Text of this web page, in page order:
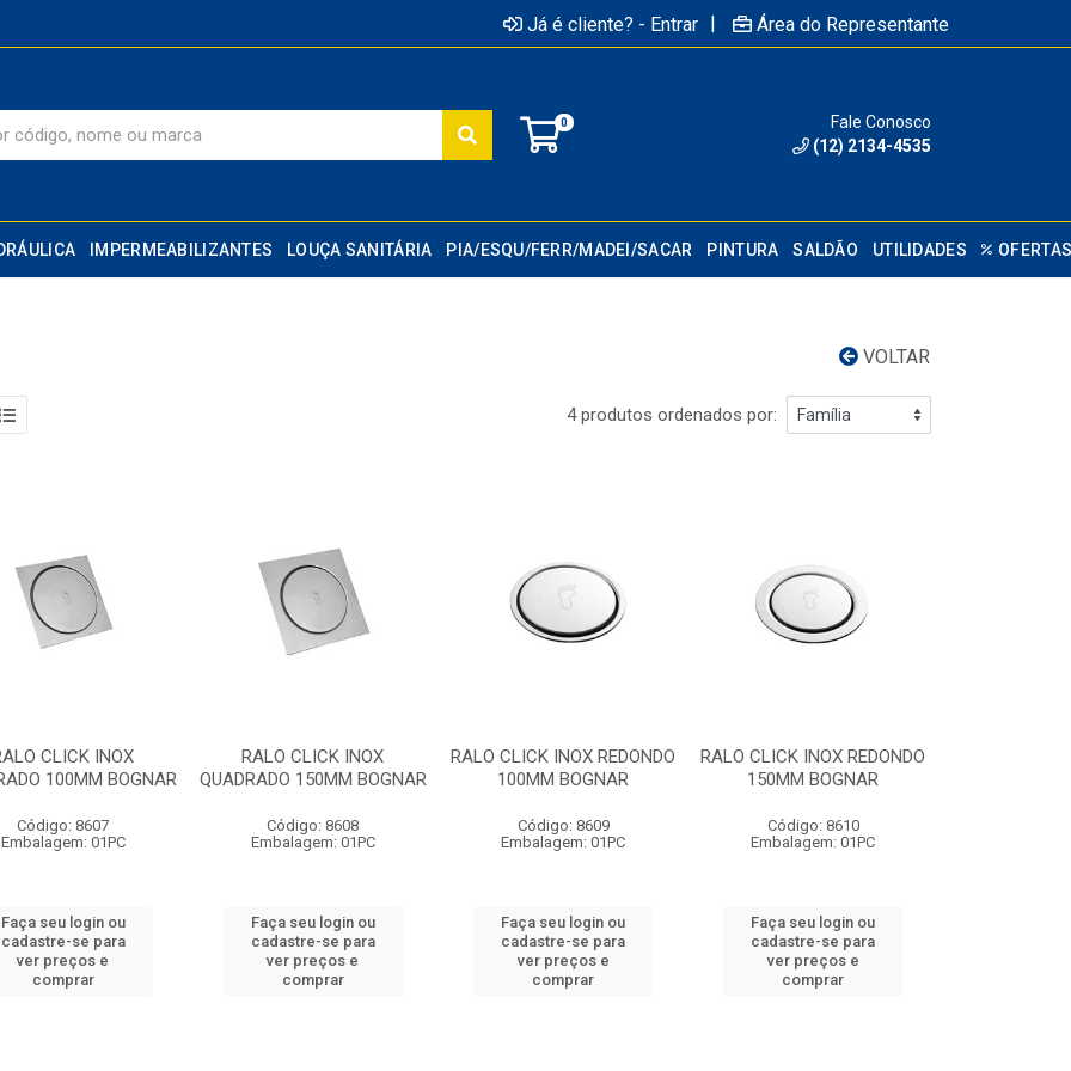
Já é cliente? - Entrar | Área do Representante
0
Fale Conosco
(12) 2134-4535
IMPERMEABILIZANTES LOUÇA SANITÁRIA PIA/ESQU/FERR/MADEI/SACAR PINTURA SALDÃO UTILIDADES
VOLTAR
4 produtos ordenados por:
CLICK INOX
100MM BOGNAR
Código: 8607
Embalagem: 01PC
Faça seu login ou
cadastre-se para
ver preços e
comprar
RALO CLICK INOX
QUADRADO 150MM BOGNAR
Código: 8608
Embalagem: 01PC
Faça seu login ou
cadastre-se para
ver preços e
comprar
RALO CLICK INOX REDONDO
100MM BOGNAR
Código: 8609
Embalagem: 01PC
Faça seu login ou
cadastre-se para
ver preços e
comprar
RALO CLICK INOX REDONDO
150MM BOGNAR
Código: 8610
Embalagem: 01PC
Faça seu login ou
cadastre-se para
ver preços e
comprar